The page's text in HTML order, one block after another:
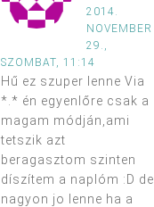
2014.
NOVEMBER
29.,
SZOMBAT, 11:14
Hű ez szuper lenne Via
*.* én egyenlőre csak a
magam módján,ami
tetszik azt
beragasztom szinten
díszítem a naplóm :D de
nagyon jo lenne ha a